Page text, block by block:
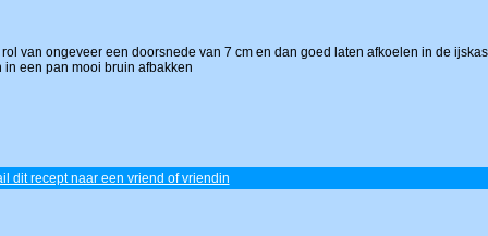
van ongeveer een doorsnede van 7 cm en dan goed laten afkoelen in de
een pan mooi bruin afbakken
dit recept naar een vriend of vriendin